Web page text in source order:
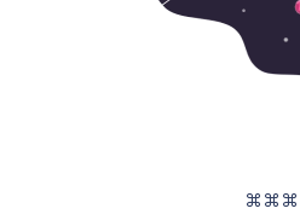
⌘⌘⌘